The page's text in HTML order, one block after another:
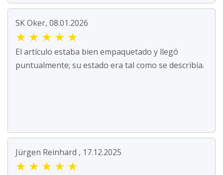
SK Oker, 08.01.2026
★ ★ ★ ★ ★
El artículo estaba bien empaquetado y llegó
puntualmente; su estado era tal como se describía.
Jürgen Reinhard , 17.12.2025
★ ★ ★ ★ ★